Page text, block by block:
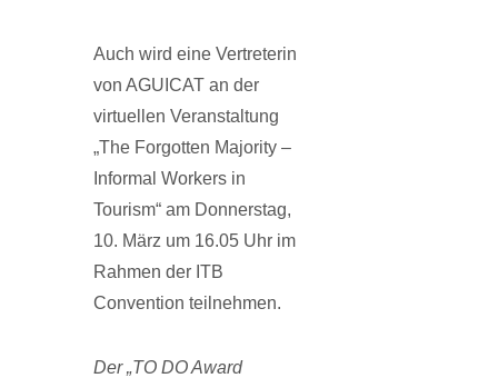
Auch wird eine Vertreterin
von AGUICAT an der
virtuellen Veranstaltung
„The Forgotten Majority –
Informal Workers in
Tourism“ am Donnerstag,
10. März um 16.05 Uhr im
Rahmen der ITB
Convention teilnehmen.
Der „TO DO Award